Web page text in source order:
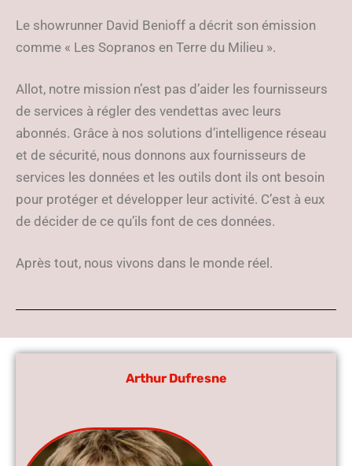
Le showrunner David Benioff a décrit son émission
comme « Les Sopranos en Terre du Milieu ».
Allot, notre mission n’est pas d’aider les fournisseurs
de services à régler des vendettas avec leurs
abonnés. Grâce à nos solutions d’intelligence réseau
et de sécurité, nous donnons aux fournisseurs de
services les données et les outils dont ils ont besoin
pour protéger et développer leur activité. C’est à eux
de décider de ce qu’ils font de ces données.
Après tout, nous vivons dans le monde réel.
Arthur Dufresne